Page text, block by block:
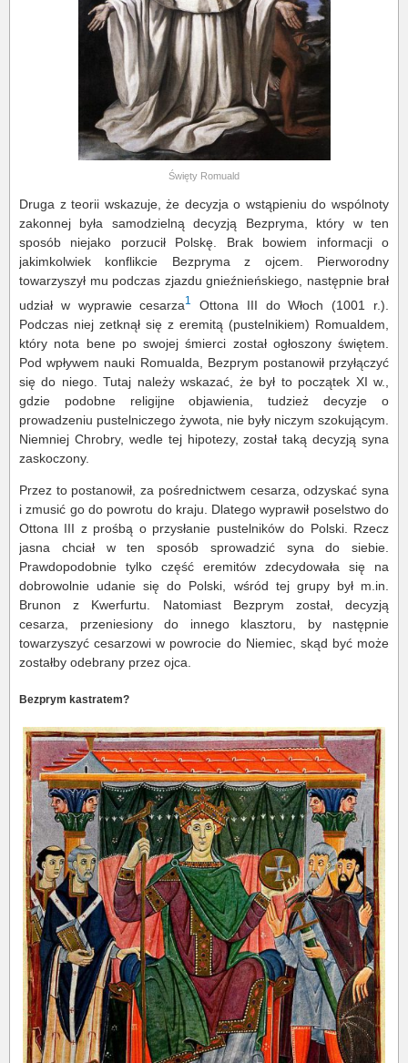
Święty Romuald
Druga z teorii wskazuje, że decyzja o wstąpieniu do wspólnoty
zakonnej była samodzielną decyzją Bezpryma, który w ten
sposób niejako porzucił Polskę. Brak bowiem informacji o
jakimkolwiek konflikcie Bezpryma z ojcem. Pierworodny
towarzyszył mu podczas zjazdu gnieźnieńskiego, następnie brał
udział w wyprawie cesarza1
Ottona III do Włoch (1001 r.).
Podczas niej zetknął się z eremitą (pustelnikiem) Romualdem,
który nota bene po swojej śmierci został ogłoszony świętem.
Pod wpływem nauki Romualda, Bezprym postanowił przyłączyć
się do niego. Tutaj należy wskazać, że był to początek XI w.,
gdzie podobne religijne objawienia, tudzież decyzje o
prowadzeniu pustelniczego żywota, nie były niczym szokującym.
Niemniej Chrobry, wedle tej hipotezy, został taką decyzją syna
zaskoczony.
Przez to postanowił, za pośrednictwem cesarza, odzyskać syna
i zmusić go do powrotu do kraju. Dlatego wyprawił poselstwo do
Ottona III z prośbą o przysłanie pustelników do Polski. Rzecz
jasna chciał w ten sposób sprowadzić syna do siebie.
Prawdopodobnie tylko część eremitów zdecydowała się na
dobrowolnie udanie się do Polski, wśród tej grupy był m.in.
Brunon z Kwerfurtu. Natomiast Bezprym został, decyzją
cesarza, przeniesiony do innego klasztoru, by następnie
towarzyszyć cesarzowi w powrocie do Niemiec, skąd być może
zostałby odebrany przez ojca.
Bezprym kastratem?